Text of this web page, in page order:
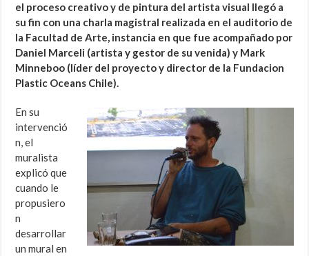
el proceso creativo y de pintura del artista visual llegó a
su fin con una charla magistral realizada en el auditorio de
la Facultad de Arte, instancia en que fue acompañado por
Daniel Marceli (artista y gestor de su venida) y Mark
Minneboo (líder del proyecto y director de la Fundacion
Plastic Oceans Chile).
En su
intervenció
n, el
muralista
explicó que
cuando le
propusiero
n
desarrollar
un mural en